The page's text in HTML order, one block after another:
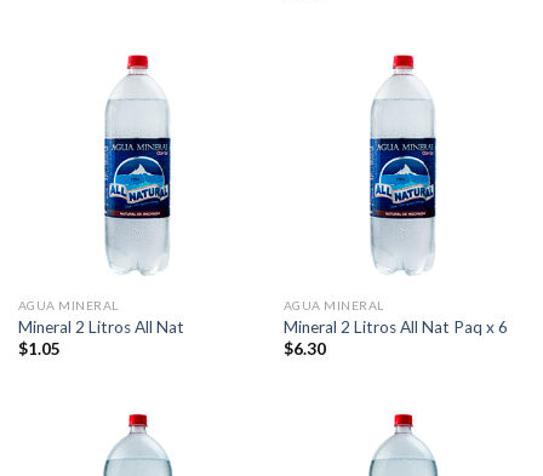
AGUA MINERAL
Mineral 2 Litros All Nat
$1.05
AGUA MINERAL
Mineral 2 Litros All Nat Paq x 6
$6.30